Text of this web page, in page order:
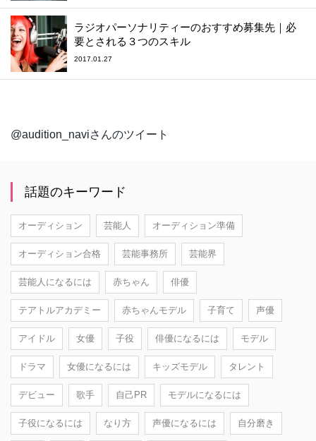
ラジオパーソナリティーのおすすめ募集先｜必
要とされる３つのスキル
2017.01.27
@audition_naviさんのツイート
話題のキーワード
オーディション 芸能人 オーディション準備
オーディション合格 芸能事務所 芸能界
芸能人になるには 赤ちゃん 俳優
テアトルアカデミー 赤ちゃんモデル 子育て 声優
アイドル 女優 子役 俳優になるには モデル
ドラマ 女優になるには キッズモデル タレント
デビュー 歌手 自己PR モデルになるには
子役になるには なり方 声優になるには 自分磨き